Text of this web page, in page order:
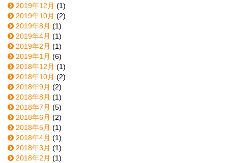
2019年12月 (1)
2019年10月 (2)
2019年8月 (1)
2019年4月 (1)
2019年2月 (1)
2019年1月 (6)
2018年12月 (1)
2018年10月 (2)
2018年9月 (2)
2018年8月 (1)
2018年7月 (5)
2018年6月 (2)
2018年5月 (1)
2018年4月 (1)
2018年3月 (1)
2018年2月 (1)